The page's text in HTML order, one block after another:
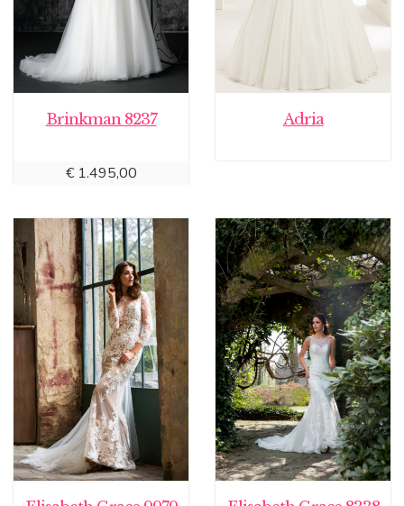
Brinkman 8237
€1.495,00
Adria